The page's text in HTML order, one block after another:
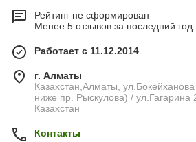
Рейтинг не сформирован
Менее 5 отзывов за последний год
Работает с 11.12.2014
г. Алматы
Казахстан,Алматы,
ниже пр. Рыскулова) / ул.Гагарина
Казахстан
Контакты